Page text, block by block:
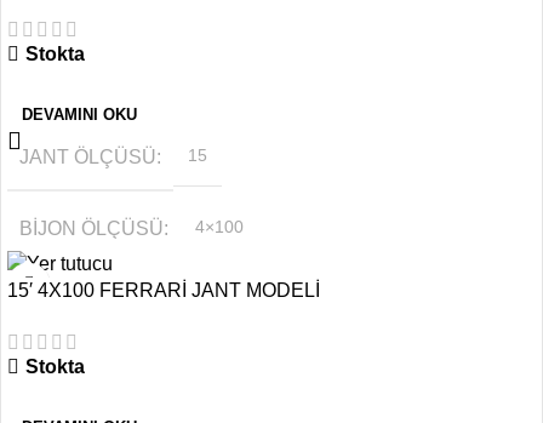
OFSET
Stokta
DEVAMINI OKU
JANT ÖLÇÜSÜ 15
BIJON ÖLÇÜSÜ 4×100
OFSET 6.5''
RENK
15′ 4X100 FERRARİ JANT MODELİ
Stokta